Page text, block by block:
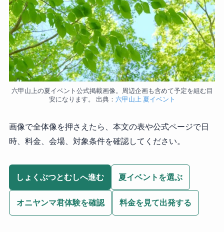
六甲山上の夏イベント公式掲載画像。周辺企画も含めて予定を組む目
安になります。 出典： 六甲山上 夏イベント
画像で全体像を押さえたら、本文の表や公式ページで日
時、料金、会場、対象条件を確認してください。
しょくぶつとむしへ進む 夏イベントを選ぶ
オニヤンマ君体験を確認 料金を見て出発する